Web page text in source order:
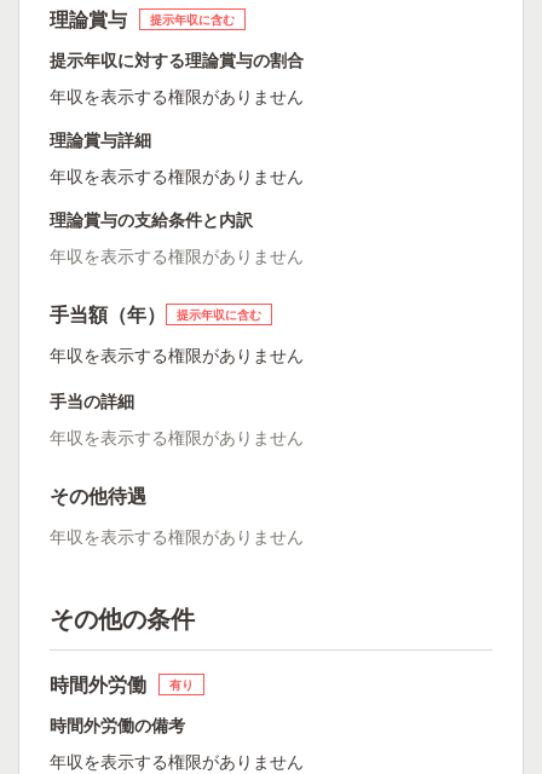
理論賞与 提示年収に含む
提示年収に対する理論賞与の割合
年収を表示する権限がありません
理論賞与詳細
年収を表示する権限がありません
理論賞与の支給条件と内訳
年収を表示する権限がありません
手当額（年） 提示年収に含む
年収を表示する権限がありません
手当の詳細
年収を表示する権限がありません
その他待遇
年収を表示する権限がありません
その他の条件
時間外労働 有り
時間外労働の備考
年収を表示する権限がありません